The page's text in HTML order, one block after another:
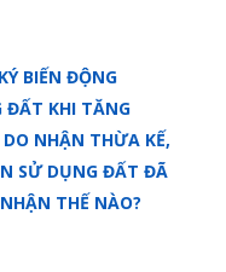
BIẾN ĐỘNG
ĐẤT KHI TĂNG
NHẬN THỪA KẾ,
SỬ DỤNG ĐẤT ĐÃ
THẾ NÀO?